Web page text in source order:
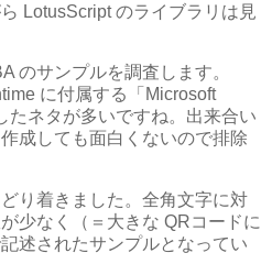
LotusScript のライブラリは見
のサンプルを調査します。
に付属する「Microsoft
たネタが多いですね。出来合い
成しても面白くないので排除
り着きました。全角文字に対
少なく（＝大きな QRコードに
述されたサンプルとなってい